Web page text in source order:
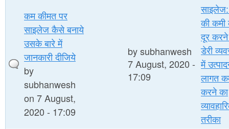
कम कीमत पर
साइलेज कैसे बनाये
उसके बारे में
जानकारी दीजिये
by
subhanwesh
on 7 August,
2020 - 17:09
bysubhanwesh
7 August, 2020 -
17:09
की कमी
दूर
डेरी
में
लागत
करने का
तरीका